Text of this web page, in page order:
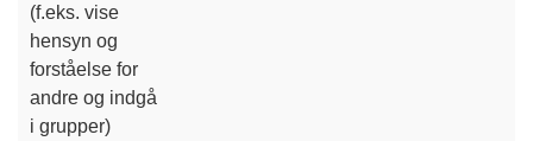
(f.eks. vise
hensyn og
forståelse for
andre og indgå
i grupper)